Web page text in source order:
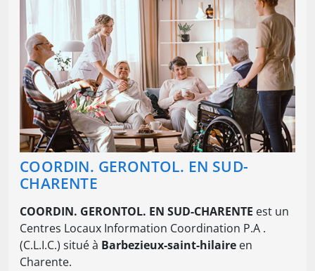
COORDIN. GERONTOL. EN SUD-
CHARENTE
COORDIN. GERONTOL. EN SUD-CHARENTE est un
Centres Locaux Information Coordination P.A .
(C.L.I.C.) situé à Barbezieux-saint-hilaire en
Charente.